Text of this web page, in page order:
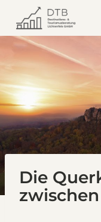
Inhalt
springen
Die